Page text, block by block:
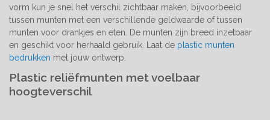
vorm kun je snel het verschil zichtbaar maken, bijvoorbeeld
tussen munten met een verschillende geldwaarde of tussen
munten voor drankjes en eten. De munten zijn breed inzetbaar
en geschikt voor herhaald gebruik. Laat de plastic munten
bedrukken met jouw ontwerp.
Plastic reliëfmunten met voelbaar
hoogteverschil